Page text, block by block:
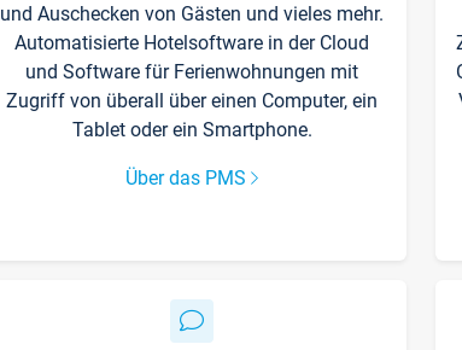
und Auschecken von Gästen und vieles mehr.
Automatisierte Hotelsoftware in der Cloud
und Software für Ferienwohnungen mit
Zugriff von überall über einen Computer, ein
Tablet oder ein Smartphone.
Über das PMS